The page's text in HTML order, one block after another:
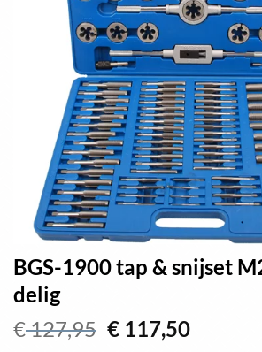
BGS-1900 tap & snijset
delig
€127,95 Oorspronkelijke
€ 117,50Huidige